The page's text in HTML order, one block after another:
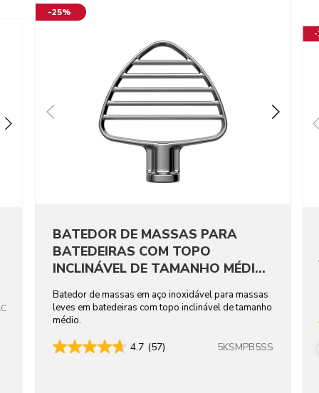
-25%
BATEDOR DE MASSAS PARA
BATEDEIRAS COM TOPO
INCLINÁVEL DE TAMANHO MÉDIO
Batedor de massas em aço inoxidável para massas
leves em batedeiras com topo inclinável de tamanho
médio.
4.7 (57) 5KSMPB5SS
-